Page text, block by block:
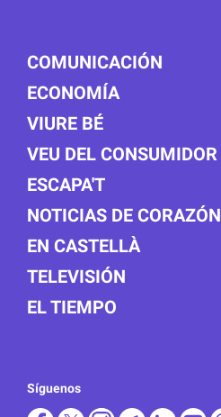
COMUNICACIÓN
ECONOMÍA
VIURE BÉ
VEU DEL CONSUMIDOR
ESCAPA'T
NOTICIAS DE CORAZÓN
EN CASTELLÀ
TELEVISIÓN
EL TIEMPO
Síguenos